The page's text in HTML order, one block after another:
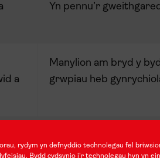
rydym yn defnyddio technolegau fel
Bydd cydsynio i'r technolegau hyn yn
Yn pennu’r
a
Manylion am bryd y
grwpiau heb